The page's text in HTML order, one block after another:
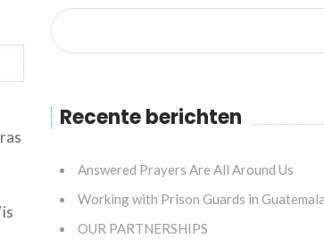
Recente berichten
Answered Prayers Are All Around Us
Working with Prison Guards in Guatemala
OUR PARTNERSHIPS